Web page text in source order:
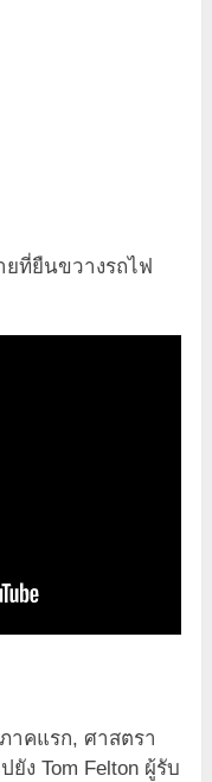
ยที่ยืนขวางรถไฟ
าคแรก, ศาสตรา
ง Tom Felton ผู้รับ